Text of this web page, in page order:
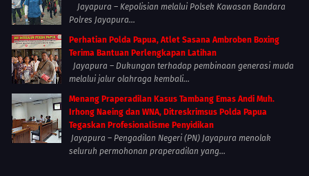
Jayapura – Kepolisian melalui Polsek Kawasan Bandara
Polres Jayapura...
Perhatian Polda Papua, Atlet Sasana Ambroben Boxing
Terima Bantuan Perlengkapan Latihan
Jayapura – Dukungan terhadap pembinaan generasi muda
melalui jalur olahraga kembali...
Menang Praperadilan Kasus Tambang Emas Andi Muh.
Irhong Naeing dan WNA, Ditreskrimsus Polda Papua
Tegaskan Profesionalisme Penyidikan
Jayapura – Pengadilan Negeri (PN) Jayapura menolak
seluruh permohonan praperadilan yang...